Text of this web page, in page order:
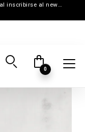
15% de descuento en la primera compra al inscribirse al newsletter
0